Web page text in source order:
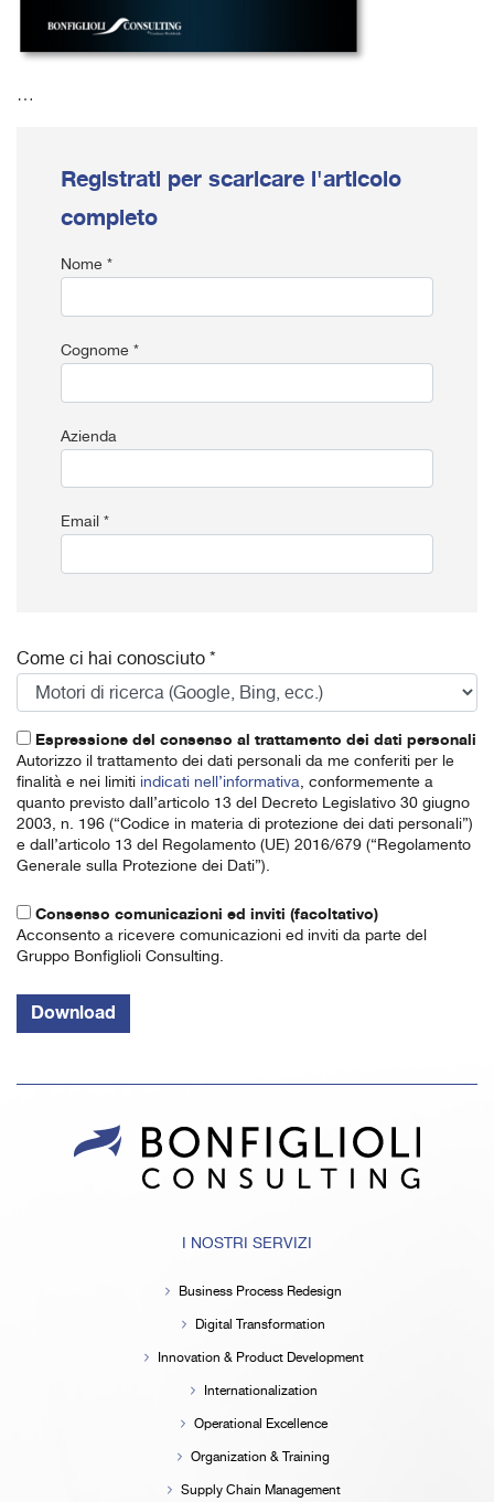
…
Registrati per scaricare l'articolo
completo
Nome *
Cognome *
Azienda
Email *
Come ci hai conosciuto *
Espressione del consenso al trattamento dei dati personali
Autorizzo il trattamento dei dati personali da me conferiti per le
finalità e nei limiti indicati nell’informativa, conformemente a
quanto previsto dall’articolo 13 del Decreto Legislativo 30 giugno
2003, n. 196 (“Codice in materia di protezione dei dati personali”)
e dall’articolo 13 del Regolamento (UE) 2016/679 (“Regolamento
Generale sulla Protezione dei Dati”).
Consenso comunicazioni ed inviti (facoltativo)
Acconsento a ricevere comunicazioni ed inviti da parte del
Gruppo Bonfiglioli Consulting.
I NOSTRI SERVIZI
Business Process Redesign
Digital Transformation
Innovation & Product Development
Internationalization
Operational Excellence
Organization & Training
Supply Chain Management